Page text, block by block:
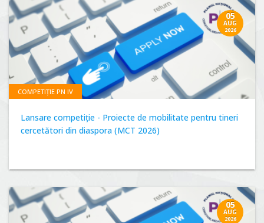
05
AUG
2026
COMPETIȚIE PN IV
Lansare competiție - Proiecte de mobilitate pentru tineri
cercetători din diaspora (MCT 2026)
05
AUG
2026